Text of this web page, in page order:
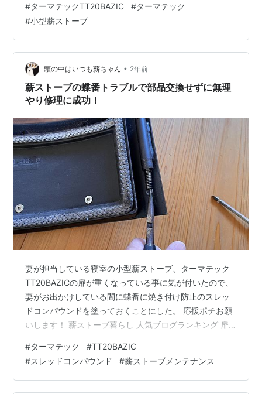
のは無理があると思うので、せめて常連さんだけでも
「応援ポチ」のクリックを1日1回して頂ければと思いま
す。 この1日1回の「応援ポチ」がブログを継続する意思
に繋がります。 ⇩⇩⇩⇩⇩ はじまり、はじまり ⇩⇩⇩⇩⇩
二泊三日の出張から戻り、自宅の部屋（通称事務所）に
入ると冷蔵庫の様に冷…
#ターマテックTT20BAZIC #ターマテック
#小型薪ストーブ
頭の中はいつも薪ちゃん • 2年前
薪ストーブの蝶番トラブルで部品交換せずに無理
やり修理に成功！
妻が担当している寝室の小型薪ストーブ、ターマテック
TT20BAZICの扉が重くなっている事に気が付いたので、
妻がお出かけしている間に蝶番に焼き付け防止のスレッ
ドコンパウンドを塗っておくことにした。 応援ポチお願
いします！ 薪ストーブ暮らし 人気ブログランキング 扉
取り出した。 https://amzn.to/4fFsWI8 上の蝶番と 下の
蝶番にスレッドコンパウンドを塗ってドアを元通りに挿
せばこのミッションは簡単に終了するはずだった
#ターマテック #TT20BAZIC
#スレッドコンパウンド #薪ストーブメンテナンス